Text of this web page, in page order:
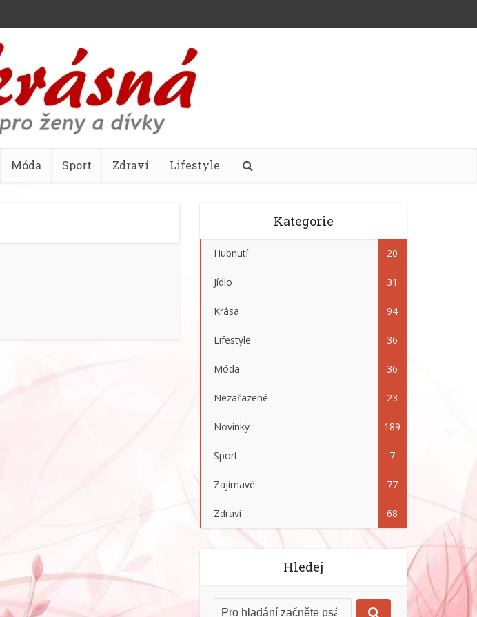
Móda Sport Zdraví Lifestyle
Kategorie
Hubnutí 20
Jídlo 31
Krása 94
Lifestyle 36
Móda 36
Nezařazené 23
Novinky 189
Sport 7
Zajímavé 77
Zdraví 68
Hledej